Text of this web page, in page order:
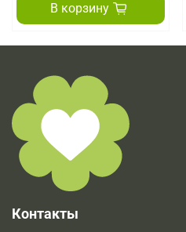
В корзину
Контакты